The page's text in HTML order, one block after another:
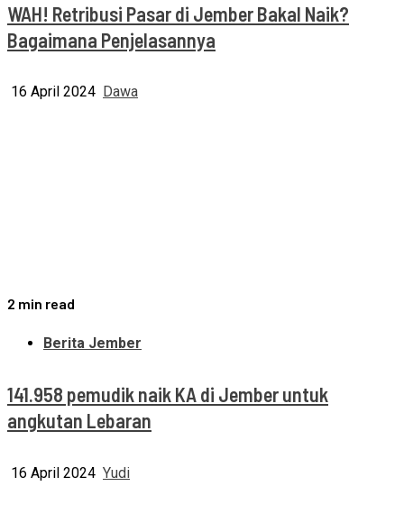
WAH! Retribusi Pasar di Jember Bakal Naik?
Bagaimana Penjelasannya
16 April 2024 Dawa
2 min read
Berita Jember
141.958 pemudik naik KA di Jember untuk
angkutan Lebaran
16 April 2024 Yudi